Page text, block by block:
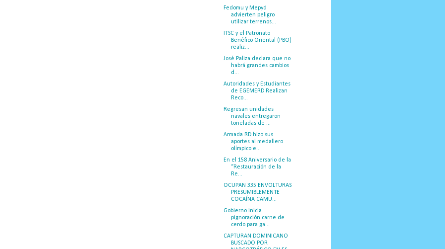
Fedomu y Mepyd
advierten peligro
utilizar terrenos...
ITSC y el Patronato
Benéfico Oriental (PBO)
realiz...
José Paliza declara que no
habrá grandes cambios
d...
Autoridades y Estudiantes
de EGEMERD Realizan
Reco...
Regresan unidades
navales entregaron
toneladas de ...
Armada RD hizo sus
aportes al medallero
olímpico e...
En el 158 Aniversario de la
“Restauración de la
Re...
OCUPAN 335 ENVOLTURAS
PRESUMIBLEMENTE
COCAÍNA CAMU...
Gobierno inicia
pignoración carne de
cerdo para ga...
CAPTURAN DOMINICANO
BUSCADO POR